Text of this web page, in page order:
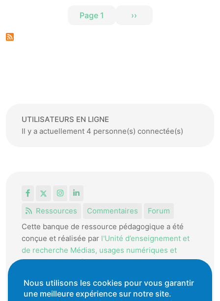
Page 1 ››
UTILISATEURS EN LIGNE
Il y a actuellement 4 personne(s) connectée(s)
FacebookInstagram
LinkedIn
Ressources
Commentaires
Forum
Cette banque de ressource pédagogique a été
conçue et réalisée par l'Unité d’enseignement et
de recherche Médias, usages numériques et
didactique de l’Informatique.
La HEP-VD met cet outil à disposition des
enseignantes et enseignants vaudois pour
Nous utilisons les cookies pour vous garantir
une meilleure expérience sur notre site.